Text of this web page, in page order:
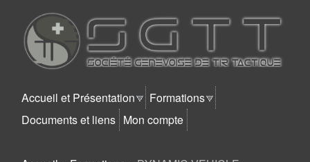
SGTT
Accueil et Présentation
Formations
Documents et liens Mon compte